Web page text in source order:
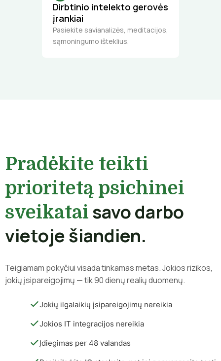
Dirbtinio intelekto gerovės
įrankiai
Pasiekite savianalizės, meditacijos,
sąmoningumo išteklius.
Pradėkite teikti
prioritetą psichinei
sveikatai savo darbo
vietoje šiandien.
Teigiamam pokyčiui visada tinkamas metas. Jokios rizikos,
jokių įsipareigojimų — tik 90 dienų realių duomenų.
Jokių ilgalaikių įsipareigojimų nereikia
Jokios IT integracijos nereikia
Įdiegimas per 48 valandas